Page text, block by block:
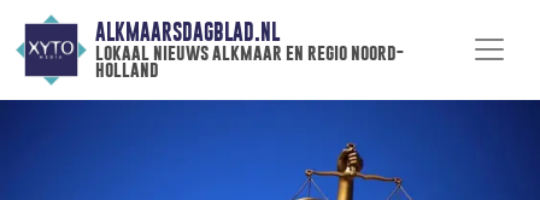
ALKMAARSDAGBLAD.NL
lokaal nieuws alkmaar en regio noord-
holland